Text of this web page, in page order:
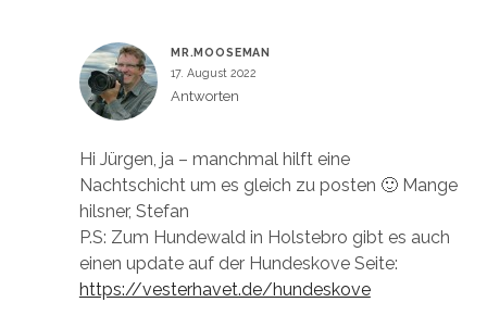
MR.MOOSEMAN
17. August 2022
Antworten
Hi Jürgen, ja – manchmal hilft eine
Nachtschicht um es gleich zu posten 🙂 Mange
hilsner, Stefan
P.S: Zum Hundewald in Holstebro gibt es auch
einen update auf der Hundeskove Seite:
https://vesterhavet.de/hundeskove